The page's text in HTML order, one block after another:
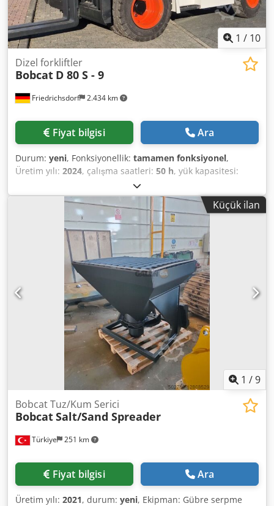
1 / 10
Friedrichsdorf 2.434 km
Dizel forkliftler
Bobcat D 80 S - 9
Fiyat bilgisi Ara
Durum: yeni, Fonksiyonellik: tamamen fonksiyonel,
Üretim yılı: 2024, çalışma saatleri: 50 h, yük kapasitesi:
, kaldırma yüksekliği:4.800 mm
1.570 mm, yakıt türü:dizel, direk tipi:triplex, inşaat
2.780 mm, güç:59 kW (80,22 bg)
, fork taşıyıcı
2.240 mm, çatalların uzunluğu:
12.406 kg, çekiş tipi: Diesel, Dizel forkliftler Yük
merkezi: 600 Çatal genişliği: 180 mm Çatal kalınlığı: 75 mm
ISO Sınıfı: Terminal Batı Crodsxr R Efopfx Ah Eef Direk tipi:
Tripleks İletim: dönüştürücü Hız sınıfı: 20 Durum: Yeni
cihaz Teknik durum: Yeni Ön lastik tipi: süper elastik Ön
lastikler Durum: Yeni Arka lastik tipi: Süper elastik Arka
lastikler Durum: Yeni yan kaydırıcı, çatal konumlandırıcı, 3.
valf, 4. valf, arka çalışma lambası, ön çalışma lambası,
ısıtıcı, tam kabin, tam serbest kaldırma, CE sertifikası, iç
ayna, dış ayna, döner tepe lambası, koltuk, Ön ve arka
Küçük ilan
1 /9
Türkiye 251 km
Bobcat Tuz/Kum Serici
BobcatSalt/Sand Spreader
Fiyat bilgisi Ara
Üretim yılı: 2021, durum: yeni, Ekipman: Gübre serpme